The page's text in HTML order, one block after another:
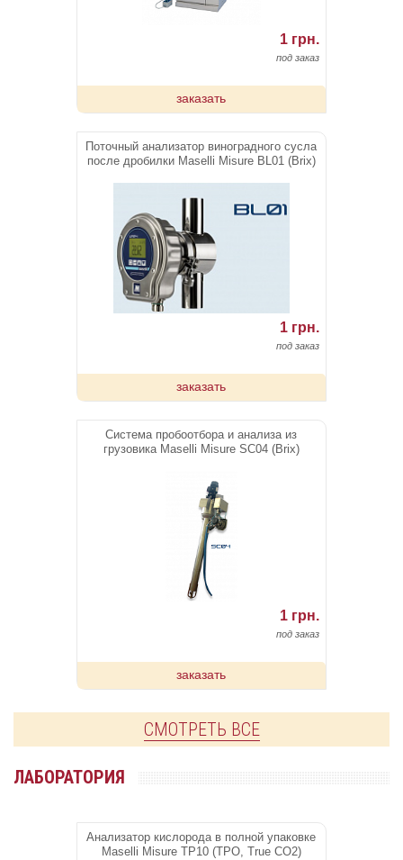
1 грн.
под заказ
заказать
Поточный анализатор виноградного сусла
после дробилки Maselli Misure BL01 (Brix)
1 грн.
под заказ
заказать
Система пробоотбора и анализа из
грузовика Maselli Misure SC04 (Brix)
1 грн.
под заказ
заказать
СМОТРЕТЬ ВСЕ
ЛАБОРАТОРИЯ
Анализатор кислорода в полной упаковке
Maselli Misure TP10 (TPO, True CO2)